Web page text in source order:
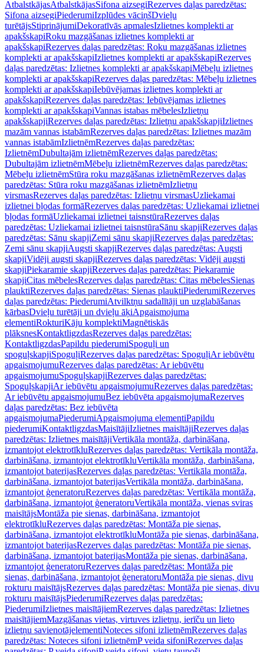
AtbalstkājasAtbalstkājasSifona aizsegiRezerves daļas paredzētas:
Sifona aizsegiPiederumiIzplūdes vāciņšDvieļu
turētājsStiprinājumiDekoratīvās apmalesIzlietnes komplekti ar
apakšskapiRoku mazgāšanas izlietnes komplekti ar
apakšskapiRezerves daļas paredzētas: Roku mazgāšanas izlietnes
komplekti ar apakšskapiIzlietnes komplekti ar apakšskapiRezerves
daļas paredzētas: Izlietnes komplekti ar apakšskapiMēbeļu izlietnes
komplekti ar apakšskapiRezerves daļas paredzētas: Mēbeļu izlietnes
komplekti ar apakšskapiIebūvējamas izlietnes komplekti ar
apakšskapiRezerves daļas paredzētas: Iebūvējamas izlietnes
komplekti ar apakšskapiVannas istabas mēbelesIzlietņu
apakšskapjiRezerves daļas paredzētas: Izlietņu apakšskapjiIzlietnes
mazām vannas istabāmRezerves daļas paredzētas: Izlietnes mazām
vannas istabāmIzlietnēmRezerves daļas paredzētas:
IzlietnēmDubultajām izlietnēmRezerves daļas paredzētas:
Dubultajām izlietnēmMēbeļu izlietnēmRezerves daļas paredzētas:
Mēbeļu izlietnēmStūra roku mazgāšanas izlietnēmRezerves daļas
paredzētas: Stūra roku mazgāšanas izlietnēmIzlietņu
virsmasRezerves daļas paredzētas: Izlietņu virsmasUzliekamai
izlietnei bļodas formāRezerves daļas paredzētas: Uzliekamai izlietnei
bļodas formāUzliekamai izlietnei taisnstūraRezerves daļas
paredzētas: Uzliekamai izlietnei taisnstūraSānu skapjiRezerves daļas
paredzētas: Sānu skapjiZemi sānu skapjiRezerves daļas paredzētas:
Zemi sānu skapjiAugsti skapjiRezerves daļas paredzētas: Augsti
skapjiVidēji augsti skapjiRezerves daļas paredzētas: Vidēji augsti
skapjiPiekaramie skapjiRezerves daļas paredzētas: Piekaramie
skapjiCitas mēbelesRezerves daļas paredzētas: Citas mēbelesSienas
plauktiRezerves daļas paredzētas: Sienas plauktiPiederumiRezerves
daļas paredzētas: PiederumiAtvilktņu sadalītāji un uzglabāšanas
kārbasDvieļu turētāji un dvieļu āķiApgaismojuma
elementiRokturiKāju komplektiMagnētiskās
plāksnesKontaktligzdasRezerves daļas paredzētas:
KontaktligzdasPapildu piederumiSpoguļi un
spoguļskapjiSpoguļiRezerves daļas paredzētas: SpoguļiAr iebūvētu
apgaismojumuRezerves daļas paredzētas: Ar iebūvētu
apgaismojumuSpoguļskapjiRezerves daļas paredzētas:
SpoguļskapjiAr iebūvētu apgaismojumuRezerves daļas paredzētas:
Ar iebūvētu apgaismojumuBez iebūvēta apgaismojumaRezerves
daļas paredzētas: Bez iebūvēta
apgaismojumaPiederumiApgaismojuma elementiPapildu
piederumiKontaktligzdasMaisītājiIzlietnes maisītājiRezerves daļas
paredzētas: Izlietnes maisītājiVertikāla montāža, darbināšana,
izmantojot elektrotīkluRezerves daļas paredzētas: Vertikāla montāža,
darbināšana, izmantojot elektrotīkluVertikāla montāža, darbināšana,
izmantojot baterijasRezerves daļas paredzētas: Vertikāla montāža,
darbināšana, izmantojot baterijasVertikāla montāža, darbināšana,
izmantojot ģeneratoruRezerves daļas paredzētas: Vertikāla montāža,
darbināšana, izmantojot ģeneratoruVertikāla montāža, vienas sviras
maisītājsMontāža pie sienas, darbināšana, izmantojot
elektrotīkluRezerves daļas paredzētas: Montāža pie sienas,
darbināšana, izmantojot elektrotīkluMontāža pie sienas, darbināšana,
izmantojot baterijasRezerves daļas paredzētas: Montāža pie sienas,
darbināšana, izmantojot baterijasMontāža pie sienas, darbināšana,
izmantojot ģeneratoruRezerves daļas paredzētas: Montāža pie
sienas, darbināšana, izmantojot ģeneratoruMontāža pie sienas, divu
rokturu maisītājsRezerves daļas paredzētas: Montāža pie sienas, divu
rokturu maisītājsPiederumiRezerves daļas paredzētas:
PiederumiIzlietnes maisītājiemRezerves daļas paredzētas: Izlietnes
maisītājiemMazgāšanas vietas, virtuves izlietņu, ierīču un lieto
izlietņu savienotājelementiNoteces sifoni izlietnēmRezerves daļas
paredzētas: Noteces sifoni izlietnēmP veida sifoniRezerves daļas